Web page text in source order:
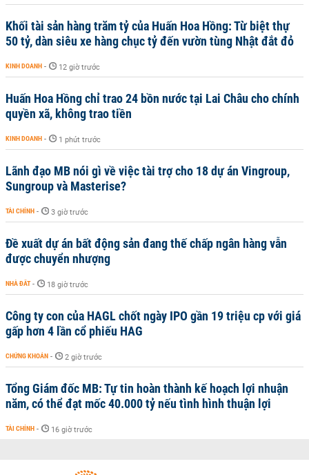
Khối tài sản hàng trăm tỷ của Huấn Hoa Hồng: Từ biệt thự
50 tỷ, dàn siêu xe hàng chục tỷ đến vườn tùng Nhật đắt đỏ
KINH DOANH - 12 giờ trước
Huấn Hoa Hồng chỉ trao 24 bồn nước tại Lai Châu cho chính
quyền xã, không trao tiền
KINH DOANH - 1 phút trước
Lãnh đạo MB nói gì về việc tài trợ cho 18 dự án Vingroup,
Sungroup và Masterise?
TÀI CHÍNH - 3 giờ trước
Đề xuất dự án bất động sản đang thế chấp ngân hàng vẫn
được chuyển nhượng
NHÀ ĐẤT - 18 giờ trước
Công ty con của HAGL chốt ngày IPO gần 19 triệu cp với giá
gấp hơn 4 lần cổ phiếu HAG
CHỨNG KHOÁN - 2 giờ trước
Tổng Giám đốc MB: Tự tin hoàn thành kế hoạch lợi nhuận
năm, có thể đạt mốc 40.000 tỷ nếu tình hình thuận lợi
TÀI CHÍNH - 16 giờ trước